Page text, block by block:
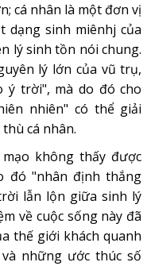
cá nhân là một đơn vị
sinh miênhj của
sinh tồn nói chung.
lý lớn của vũ trụ,
ý trời", mà do đó cho
nhiên" có thể giải
cá nhân.
không thấy được
đó "nhân định thắng
lẫn lộn giữa sinh lý
về cuộc sống này đã
thế giới khách quanh
những ước thúc số